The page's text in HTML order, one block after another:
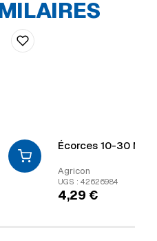
Écorces 10-30 Mm
Agricon
UGS : 42626984
4,29 €